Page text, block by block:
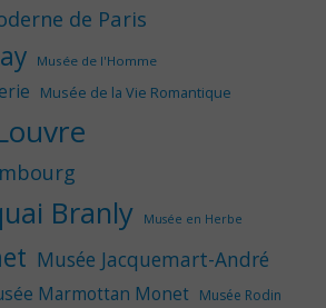
de Paris
Musée de l'Homme
Musée de la Vie Romantique
Branly Musée en Herbe
Musée Jacquemart-André
Marmottan Monet Musée Rodin